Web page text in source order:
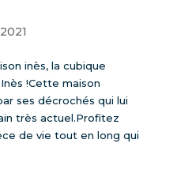
inès, la cubique
!Cette maison
ses décrochés qui lui
très actuel.Profitez
de vie tout en long qui